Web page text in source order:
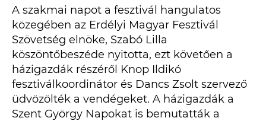
A szakmai napot a fesztivál hangulatos
közegében az Erdélyi Magyar Fesztivál
Szövetség elnöke, Szabó Lilla
köszöntőbeszéde nyitotta, ezt követően a
házigazdák részéről Knop Ildikó
fesztiválkoordinátor és Dancs Zsolt szervező
üdvözölték a vendégeket. A házigazdák a
Szent György Napokat is bemutatták a